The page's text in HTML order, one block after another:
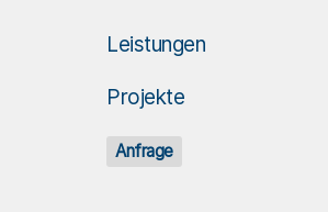
Leistungen
Projekte
Anfrage